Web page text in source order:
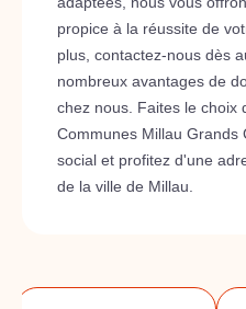
propice à la réussite de
plus, contactez-nous dès
nombreux avantages de
chez nous. Faites le choix
Communes Millau Grands
social et profitez d'une
de la ville de Millau.